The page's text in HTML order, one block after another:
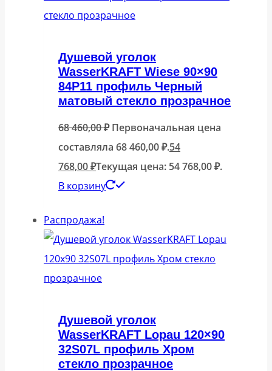
Душевой уголок
WasserKRAFT Wiese 90×90
84P11 профиль Черный
матовый стекло прозрачное
68 460,00₽ Первоначальная цена
составляла 68 460,00 ₽.54
768,00₽Текущая цена: 54 768,00 ₽.
В корзину
Распродажа!
Душевой уголок
WasserKRAFT Lopau 120×90
32S07L профиль Хром
стекло прозрачное